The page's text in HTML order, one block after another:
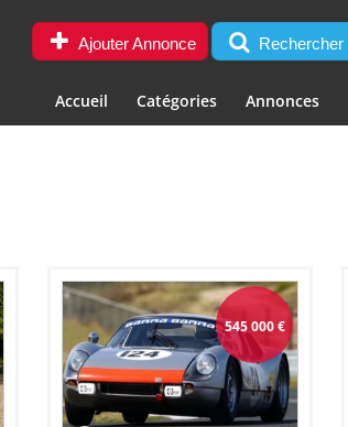
Ajouter Annonce Rechercher
Accueil Catégories Annonces
545 000€